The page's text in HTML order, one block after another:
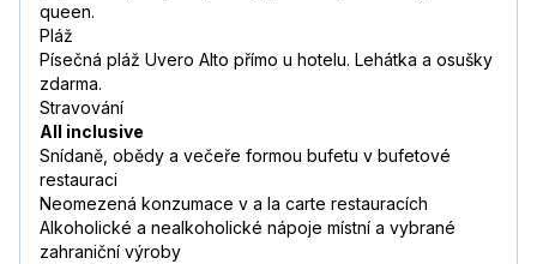
queen.
Pláž
Písečná pláž Uvero Alto přímo u hotelu. Lehátka a osušky
zdarma.
Stravování
All inclusive
Snídaně, obědy a večeře formou bufetu v bufetové
restauraci
Neomezená konzumace v a la carte restauracích
Alkoholické a nealkoholické nápoje místní a vybrané
zahraniční výroby